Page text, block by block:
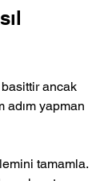
basittir ancak
adım yapman
tamamla.